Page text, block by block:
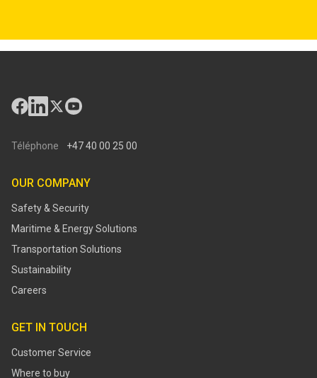
Téléphone +47 40 00 25 00
OUR COMPANY
Safety & Security
Maritime & Energy Solutions
Transportation Solutions
Sustainability
Careers
GET IN TOUCH
Customer Service
Where to buy